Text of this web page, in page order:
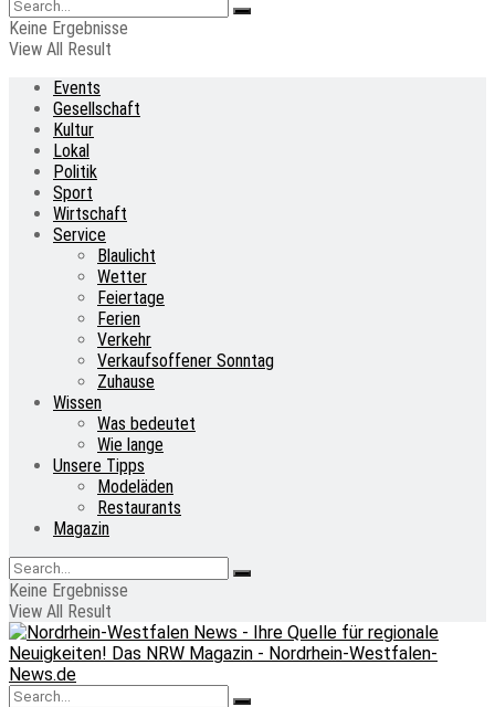
Keine Ergebnisse
View All Result
Events
Gesellschaft
Kultur
Lokal
Politik
Sport
Wirtschaft
Service
Blaulicht
Wetter
Feiertage
Ferien
Verkehr
Verkaufsoffener Sonntag
Zuhause
Wissen
Was bedeutet
Wie lange
Unsere Tipps
Modeläden
Restaurants
Magazin
Keine Ergebnisse
View All Result